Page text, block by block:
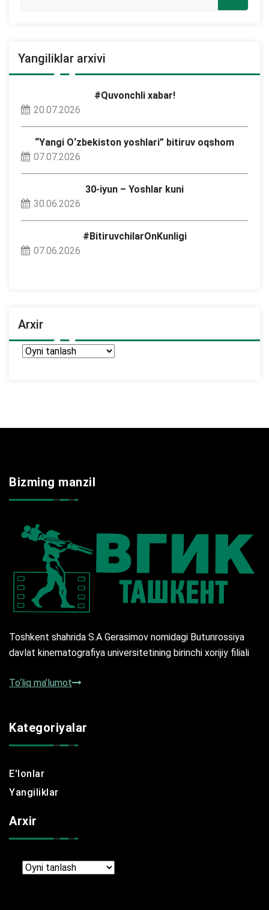
Yangiliklar arxivi
#Quvonchli xabar!
20.07.2026
“Yangi O‘zbekiston yoshlari” bitiruv oqshom
07.07.2026
30-iyun – Yoshlar kuni
30.06.2026
#BitiruvchilarOnKunligi
07.06.2026
Arxir
Arxir
Bizming manzil
Toshkent shahrida S.A Gerasimov nomidagi Butunrossiya
davlat kinematografiya universitetining birinchi xorijiy filiali
To‘liq ma’lumot
Kategoriyalar
E'lonlar
Yangiliklar
Arxir
Arxir